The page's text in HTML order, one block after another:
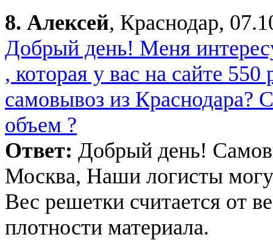
8. Алексей, Краснодар,
Добрый день! Меня
, которая у вас на сайте
самовывоз из Краснодара?
объем ?
Ответ: Добрый день!
Москва, Наши логисты
Вес решетки считается от
плотности материала.